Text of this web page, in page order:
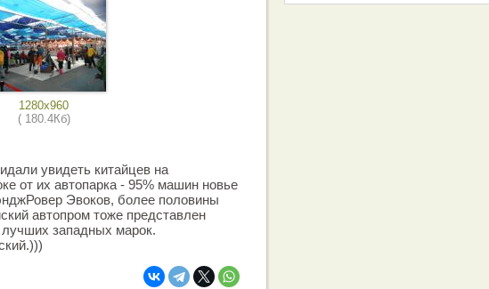
1280x960
( 180.4Кб)
увидеть китайцев на
от их автопарка - 95% машин новье
Эвоков, более половины
автопром тоже представлен
лучших западных марок.